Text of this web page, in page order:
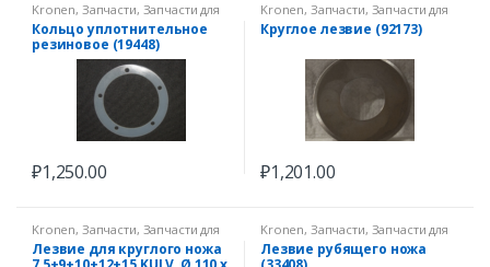
Kronen, Запчасти, Запчасти для
овощерезок
Кольцо уплотнительное
резиновое (19448)
₽1,250.00
Kronen, Запчасти, Запчасти для
овощерезок
Круглое лезвие (92173)
₽1,201.00
Kronen, Запчасти, Запчасти для
овощерезок
Лезвие для круглого ножа
Kronen, Запчасти, Запчасти для
овощерезок
Лезвие рубящего ножа